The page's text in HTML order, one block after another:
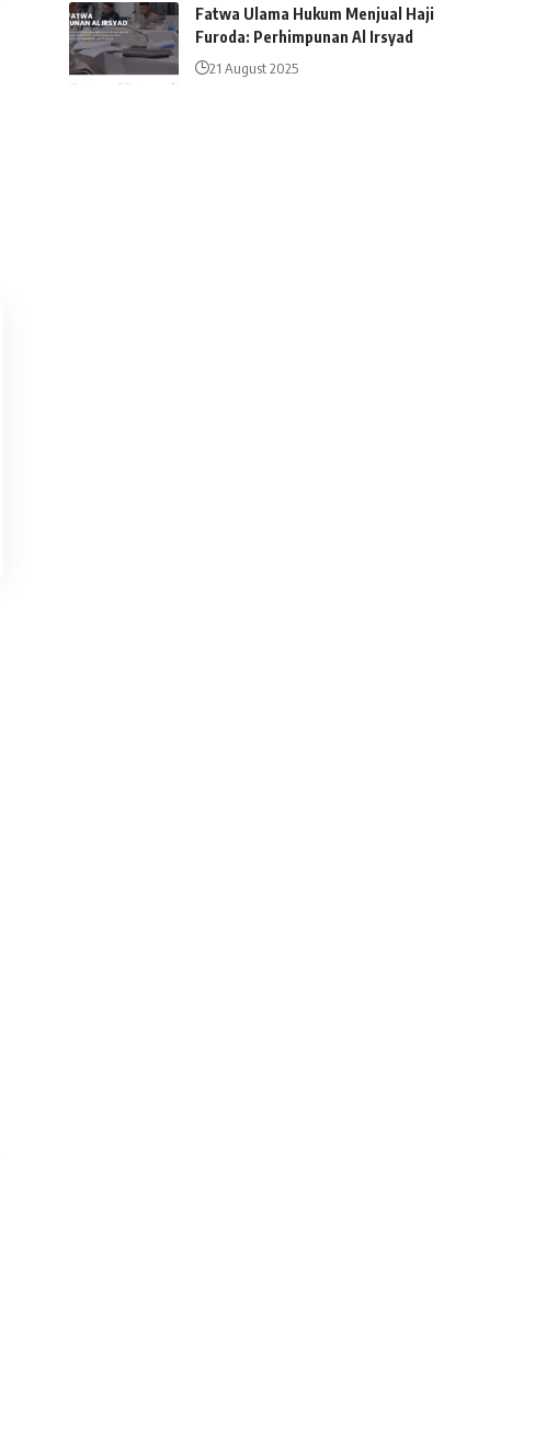
Fatwa Ulama Hukum Menjual Haji
Furoda: Perhimpunan Al Irsyad
21 August 2025